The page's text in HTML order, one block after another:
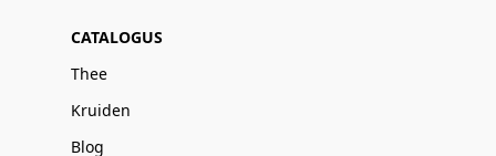
CATALOGUS
Thee
Kruiden
Blog